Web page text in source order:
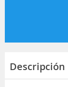
Descripción